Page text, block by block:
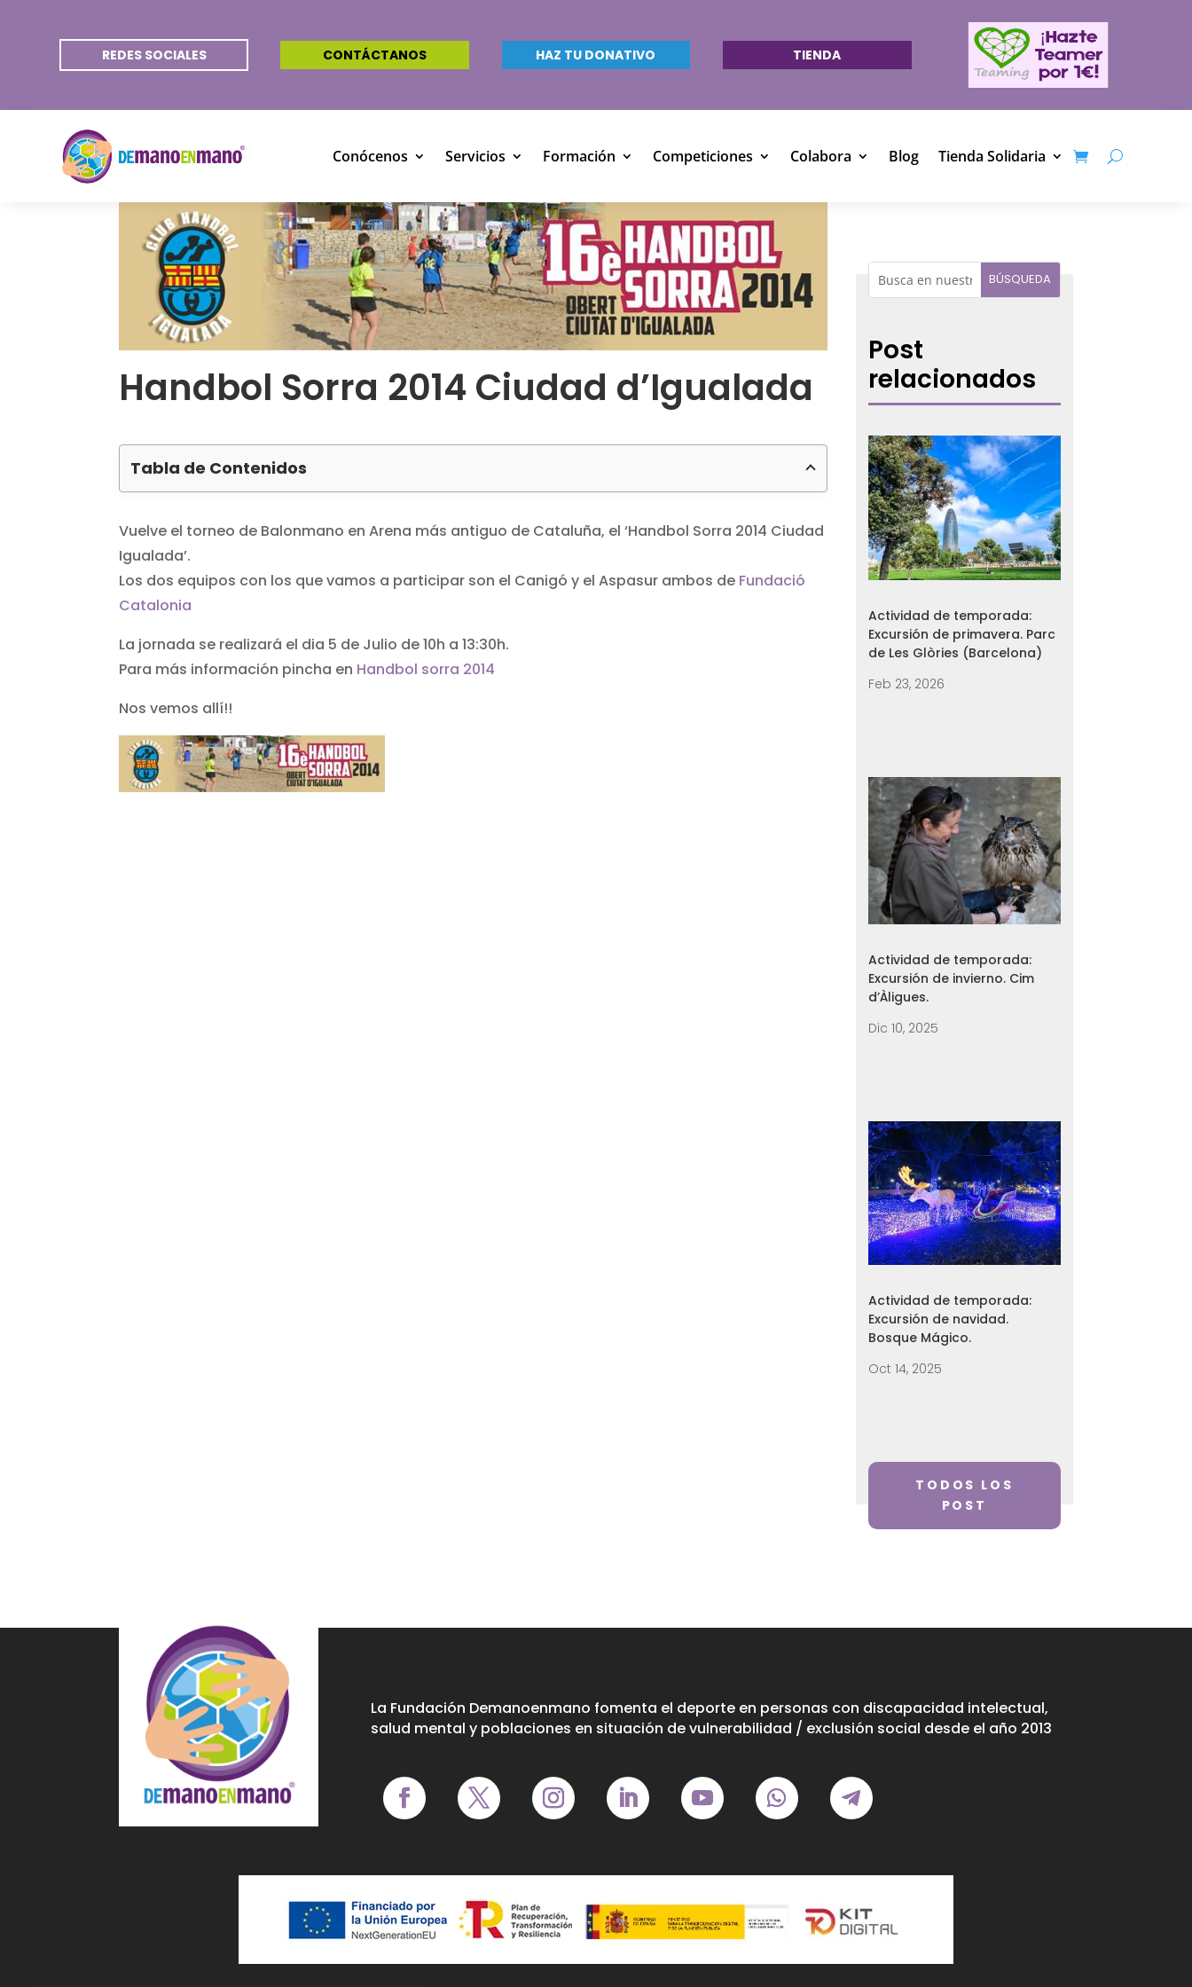
REDES SOCIALES CONTÁCTANOS HAZ TU DONATIVO TIENDA
Conócenos Servicios Formación Competiciones Colabora Blog Tienda Solidaria
Handbol Sorra 2014 Ciudad d’Igualada
Tabla de Contenidos
Vuelve el torneo de Balonmano en Arena más antiguo de Cataluña, el ‘Handbol Sorra 2014 Ciudad
Igualada’.
Los dos equipos con los que vamos a participar son el Canigó y el Aspasur ambos de Fundació
Catalonia
La jornada se realizará el dia 5 de Julio de 10h a 13:30h.
Para más información pincha en Handbol sorra 2014
Nos vemos allí!!
Post
relacionados
Actividad de temporada:
Excursión de primavera. Parc
de Les Glòries (Barcelona)
Feb 23, 2026
Actividad de temporada:
Excursión de invierno. Cim
d’Àligues.
Dic 10, 2025
Actividad de temporada:
Excursión de navidad.
Bosque Mágico.
Oct 14, 2025
TODOS LOS
POST
La Fundación Demanoenmano fomenta el deporte en personas con discapacidad intelectual,
salud mental y poblaciones en situación de vulnerabilidad / exclusión social desde el año 2013